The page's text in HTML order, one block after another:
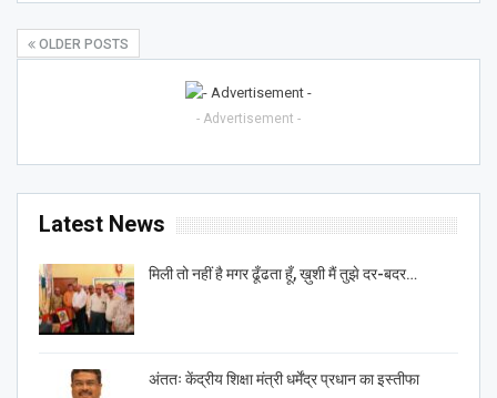
OLDER POSTS
- Advertisement -
Latest News
मिली तो नहीं है मगर ढूँढता हूँ, ख़ुशी मैं तुझे दर-बदर…
अंततः केंद्रीय शिक्षा मंत्री धर्मेंद्र प्रधान का इस्तीफा